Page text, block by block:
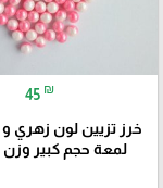
45 ₪
خرز تزيين لون زهري
لمعة حجم كبير وزن 250 غم